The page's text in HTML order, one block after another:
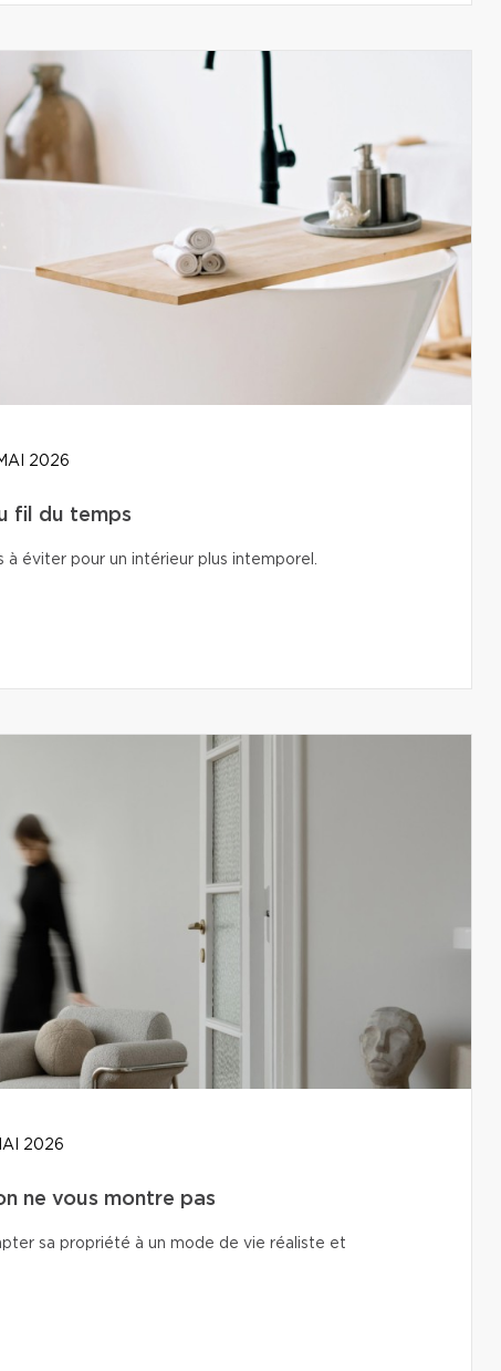
2026
fil du temps
à éviter pour un intérieur plus intemporel.
2026
ne vous montre pas
sa propriété à un mode de vie réaliste et